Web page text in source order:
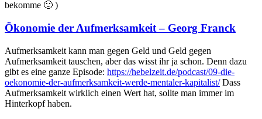
bekomme 🙂 )
Ökonomie der Aufmerksamkeit – Georg Franck
Aufmerksamkeit kann man gegen Geld und Geld gegen
Aufmerksamkeit tauschen, aber das wisst ihr ja schon. Denn dazu
gibt es eine ganze Episode: https://hebelzeit.de/podcast/09-die-
oekonomie-der-aufmerksamkeit-werde-mentaler-kapitalist/Dass
Aufmerksamkeit wirklich einen Wert hat, sollte man immer im
Hinterkopf haben.